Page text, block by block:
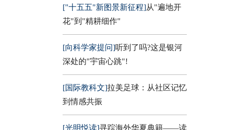
["十五五"新图景新征程]从"遍地开
花"到"精耕细作"
[向科学家提问]听到了吗?这是银河
深处的"宇宙心跳"!
[国际教科文]拉美足球：从社区记忆
到情感共振
[光明悦读]寻踪海外华夏典籍——读